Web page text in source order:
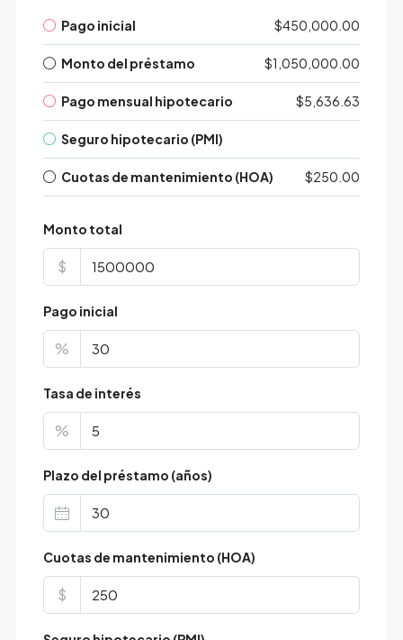
Pago inicial $450,000.00
Monto del préstamo $1,050,000.00
Pago mensual hipotecario $5,636.63
Seguro hipotecario (PMI)
Cuotas de mantenimiento (HOA) $250.00
Monto total
$
Pago inicial
%
Tasa de interés
%
Plazo del préstamo (años)
Cuotas de mantenimiento (HOA)
$